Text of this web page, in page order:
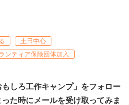
土日中心
ンティア保険団体加入
しろ工作キャンプ」をフォロー
た時にメールを受け取ってみま